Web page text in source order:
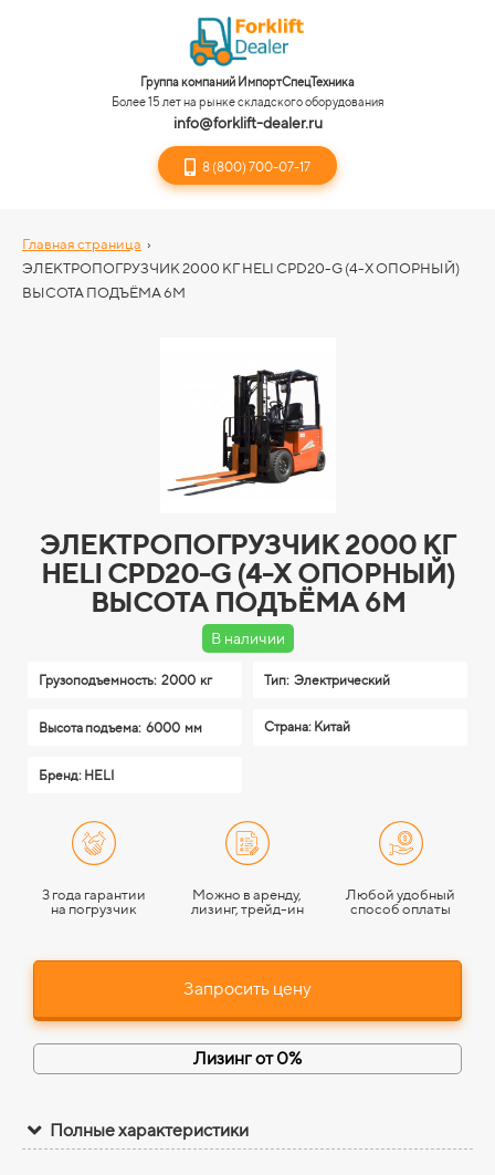
Группа компаний ИмпортСпецТехника
Более 15 лет на рынке складского оборудования
info@forklift-dealer.ru
8 (800) 700-07-17
Главная страница ›
ЭЛЕКТРОПОГРУЗЧИК 2000 КГ HELI CPD20-G (4-Х ОПОРНЫЙ)
ВЫСОТА ПОДЪЁМА 6М
ЭЛЕКТРОПОГРУЗЧИК 2000 КГ
HELI CPD20-G (4-Х ОПОРНЫЙ)
ВЫСОТА ПОДЪЁМА 6М
В наличии
Грузоподъемность: 2000 кг Тип: Электрический
Высота подъема: 6000 мм Страна: Китай
Бренд: HELI
3 года гарантии
на погрузчик
Можно в аренду,
лизинг, трейд-ин
Любой удобный
способ оплаты
Запросить цену
Лизинг от 0%
Полные характеристики